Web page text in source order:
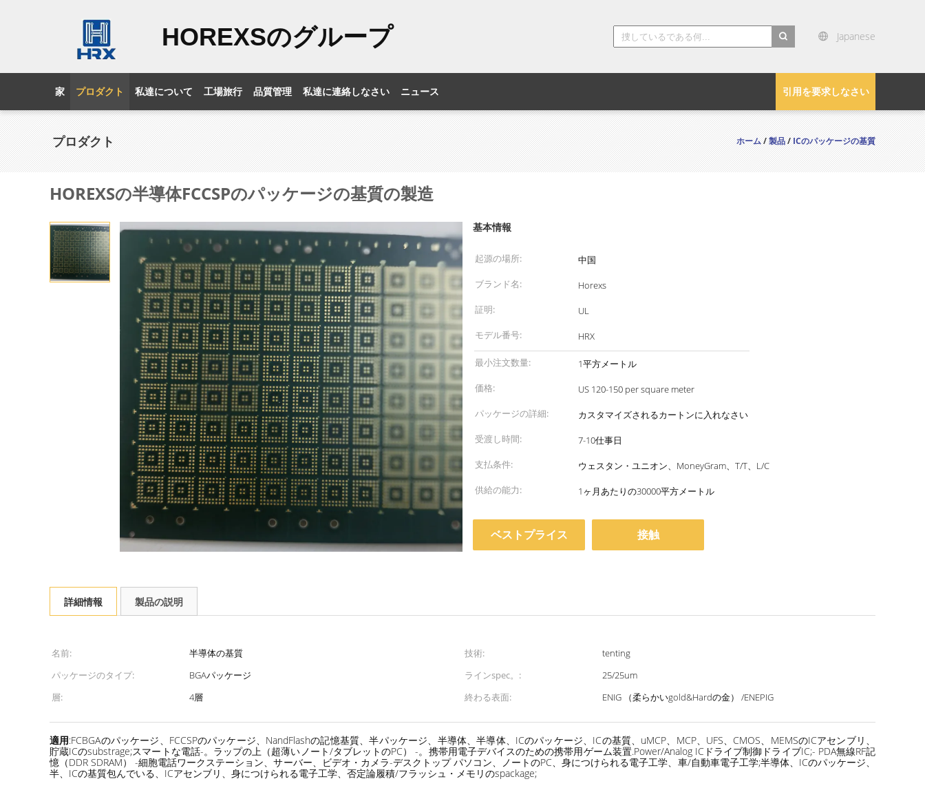
HOREXSのグループ Japanese
引用を要求しなさい
家 プロダクト 私達について 工場旅行 品質管理 私達に連絡しなさい ニュース
プロダクト ホーム/製品/ICのパッケージの基質
HOREXSの半導体FCCSPのパッケージの基質の製造
基本情報
起源の場所:
中国
ブランド名:
Horexs
証明:
UL
モデル番号:
HRX
最小注文数量:
1平方メートル
価格:
US 120-150 per square meter
パッケージの詳細:
カスタマイズされるカートンに入れなさい
受渡し時間:
7-10仕事日
支払条件:
ウェスタン・ユニオン、MoneyGram、T/T、L/C
供給の能力:
1ヶ月あたりの30000平方メートル
ベストプライス 接触
詳細情報 製品の説明
名前: 半導体の基質 技術:
tenting
パッケージのタイプ:
BGAパッケージ ラインspec。:
25/25um
層:
4層 終わる表面: ENIG （柔らかいgold&Hardの金） /ENEPIG
適用:FCBGAのパッケージ、FCCSPのパッケージ、NandFlashの記憶基質、半パッケージ、半導体、半導体、ICのパッケージ、ICの基質、uMCP、MCP、UFS、CMOS、MEMSのICアセンブリ、
貯蔵ICのsubstrage;スマートな電話-。ラップの上（超薄いノート/タブレットのPC） -。携帯用電子デバイスのための携帯用ゲーム装置.Power/Analog ICドライブ制御ドライブIC;- PDA無線RF記
憶（DDR SDRAM） -細胞電話ワークステーション、サーバー、ビデオ・カメラ-デスクトップ パソコン、ノートのPC、身につけられる電子工学、車/自動車電子工学;半導体、ICのパッケージ、
半、ICの基質包んでいる、ICアセンブリ、身につけられる電子工学、否定論履積/フラッシュ・メモリのspackage;